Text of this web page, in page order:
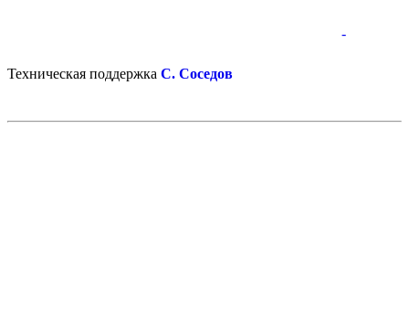
-
Техническая поддержка С. Соседов